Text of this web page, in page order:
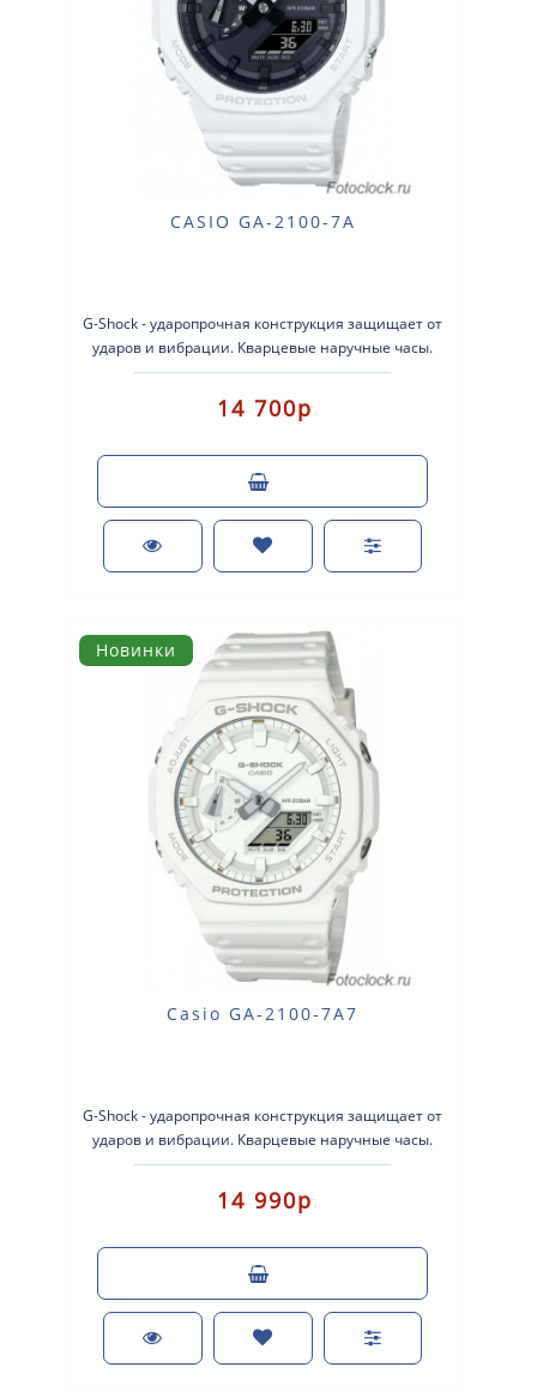
CASIO GA-2100-7A
G-Shock - ударопрочная конструкция защищает от
ударов и вибрации. Кварцевые наручные часы.
Экран: Стрелки + электрон..
14 700р
Новинки
Casio GA-2100-7A7
G-Shock - ударопрочная конструкция защищает от
ударов и вибрации. Кварцевые наручные часы.
Экран: Стрелки + электр..
14 990р